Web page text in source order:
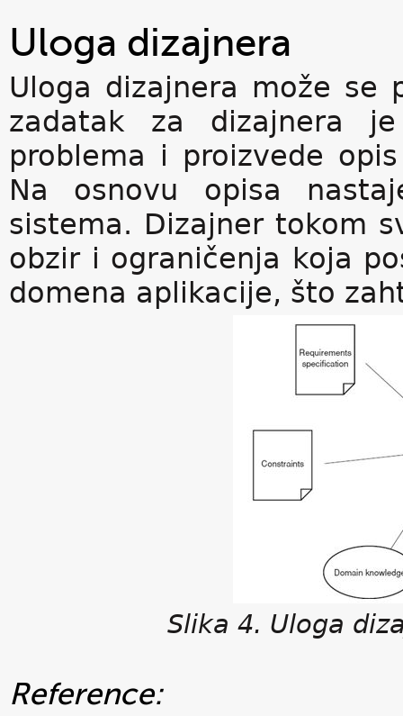
Uloga dizajnera
Uloga dizajnera može se
zadatak za dizajnera
problema i proizvede
Na osnovu opisa
sistema. Dizajner tokom
obzir i ograničenja koja
domena aplikacije, što
Slika 4. Uloga
Reference: